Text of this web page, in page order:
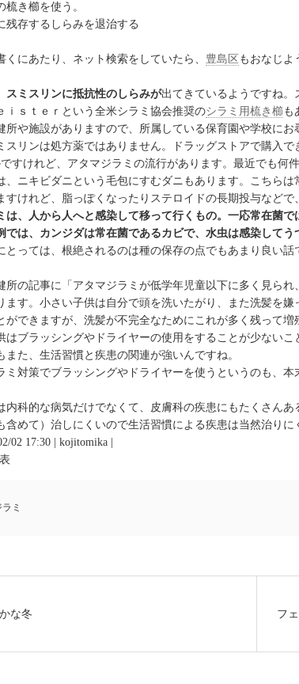
梳き櫛を使う。
残存するしらみを退治する
にあたり、ネット検索をしていたら、 豊島区 もおなじよ
スミスリンに抵抗性のしらみが出てきているようですね。
ｓｔｅｒという全米シラミ協会推奨のシラミ用梳き櫛も
所や施設がありますので、所属している保育園や学校にお
リンは処方薬ではありません。ドラッグストアで購入で
すけれど、アタマジラミの流行があります。最近でも何
ニキビダニという毛包にすむダニもあります。こちら
すけれど、脂っぽくなったりステロイドの長期投与などで
は、人から人へと感染して移って行くもの。一応常在菌で
は、カンジダは常在菌であるカビで、水虫は感染してう
っては、根絶されるのは種の保存の点でもあまり良い
の記事に「アタマジラミが低学年児童以下に多く見ら
ます。小さい子供は自分で頭を洗いたがり、また洗髪を
ができますが、洗髪が不完全なためにこれが多く残って
はブラッシングやドライヤーの使用をすることが少ない
また、生活習慣と疾患の関連が強いんですね。
対策でブラッシングやドライヤーを使うというのも、
科的な病気だけでなくて、皮膚科の疾患にもたくさん
含めて）治しにくいので生活習慣による疾患は当然治りに
02 17:30 | kojitomika |
ミ
な冬 フ